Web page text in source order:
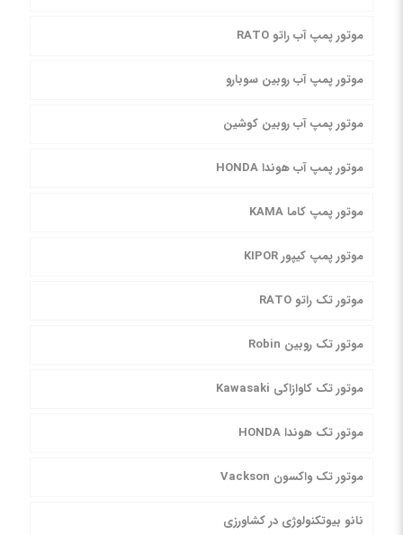
موتور پمپ آب راتو RATO
موتور پمپ آب روبین سوبارو
موتور پمپ آب روبین کوشین
موتور پمپ آب هوندا HONDA
موتور پمپ کاما KAMA
موتور پمپ کیپور KIPOR
موتور تک راتو RATO
موتور تک روبین Robin
موتور تک کاوازاکی Kawasaki
موتور تک هوندا HONDA
موتور تک واکسون Vackson
نانو بیوتکنولوژی در کشاورزی